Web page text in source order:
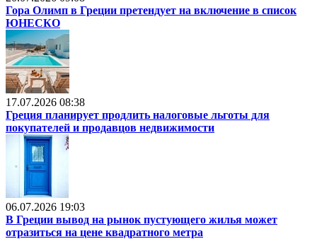
Гора Олимп в Греции претендует на включение в список
ЮНЕСКО
17.07.2026 08:38
Греция планирует продлить налоговые льготы для
покупателей и продавцов недвижимости
06.07.2026 19:03
В Греции вывод на рынок пустующего жилья может
отразиться на цене квадратного метра